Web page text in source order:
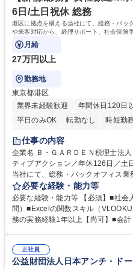
6日/土日祝休 総務
港区に拠点を構える当社にて、総務・バッ
や来客対応から、経理サポート、社会保険
で、幅広く組織を支える役割です。
月給
27万円以上
勤務地
東京都港区
業界未経験歓迎
年間休日120日
平日のみOK
転勤なし 時短勤
賞与あり
完全週休2日制
服装自由
仕事の内容
企業名 Ｂ・ＧＡＲＤＥＮ税理士法人 求人名 【新橋/総務】女性歓迎※ポ
ティブアクション／年休126日／土日祝休 仕事の内容 港区に拠
当社にて、総務・バックオフィス
客対応から、経理サポート、社会保
入の検討まで、幅広く組織を支える役割です。 ■備品発
送物対応、電話・来客対応 ■金融機
福利厚生・社内イベントの運営管理
社内新システムの導入検討・比較検証 募集職種 【新橋/総務】女性歓
ポジティブアクション／年休126日
必要な経験・能力等
必要な経験・能力等 【必須】■社会
問）■Excelの関数スキル（
務の実務経験1年以上【尚可】■会
ィブアクション 学歴・資格 学歴：大学院 大学 高専 短大 専修学校 高校 語
学力： 資格：
正社員
公益財団法人日本アンチ・ド